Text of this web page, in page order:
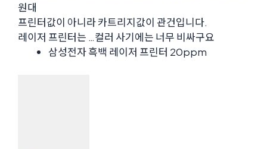
원대
프린터값이 아니라 카트리지값이 관건입니다.
레이저 프린터는 …컬러 사기에는 너무 비싸구요
삼성전자 흑백 레이저 프린터 20ppm